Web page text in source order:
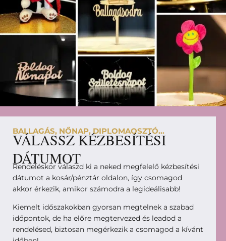
BALLAGÁS, NŐNAP, DIPLOMAOSZTÓ...
VÁLASSZ KÉZBESÍTÉSI
DÁTUMOT
Rendeléskor válaszd ki a neked megfelelő kézbesítési
dátumot a kosár/pénztár oldalon, így csomagod
akkor érkezik, amikor számodra a legideálisabb!
Kiemelt időszakokban gyorsan megtelnek a szabad
időpontok, de ha előre megtervezed és leadod a
rendelésed, biztosan megérkezik a csomagod a kívánt